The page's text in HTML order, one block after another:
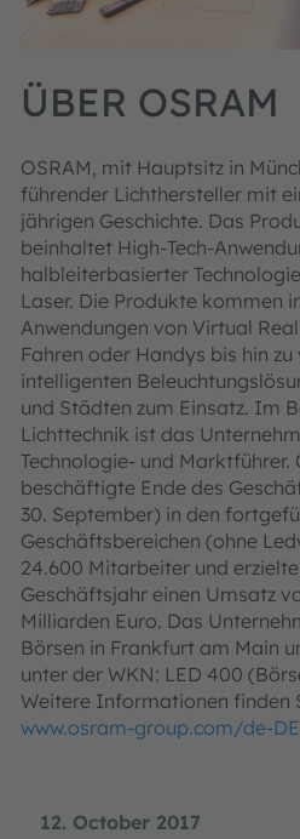
12. October 2017
ÜBER OSRAM
OSRAM, mit Hauptsitz in
führender Lichthersteller mit
jährigen Geschichte. Das
beinhaltet High-Tech-
halbleiterbasierter
Laser. Die Produkte kommen
Anwendungen von Virtual
Fahren oder Handys bis hin zu
intelligenten
und Städten zum Einsatz. Im
Lichttechnik ist das
Technologie- und Marktführer.
beschäftigte Ende des
30. September) in den
Geschäftsbereichen (ohne
24.600 Mitarbeiter und
Geschäftsjahr einen Umsatz
Milliarden Euro. Das
Börsen in Frankfurt am Main
unter der WKN: LED 400
Weitere Informationen finden
www.osram-group.com/de-DE